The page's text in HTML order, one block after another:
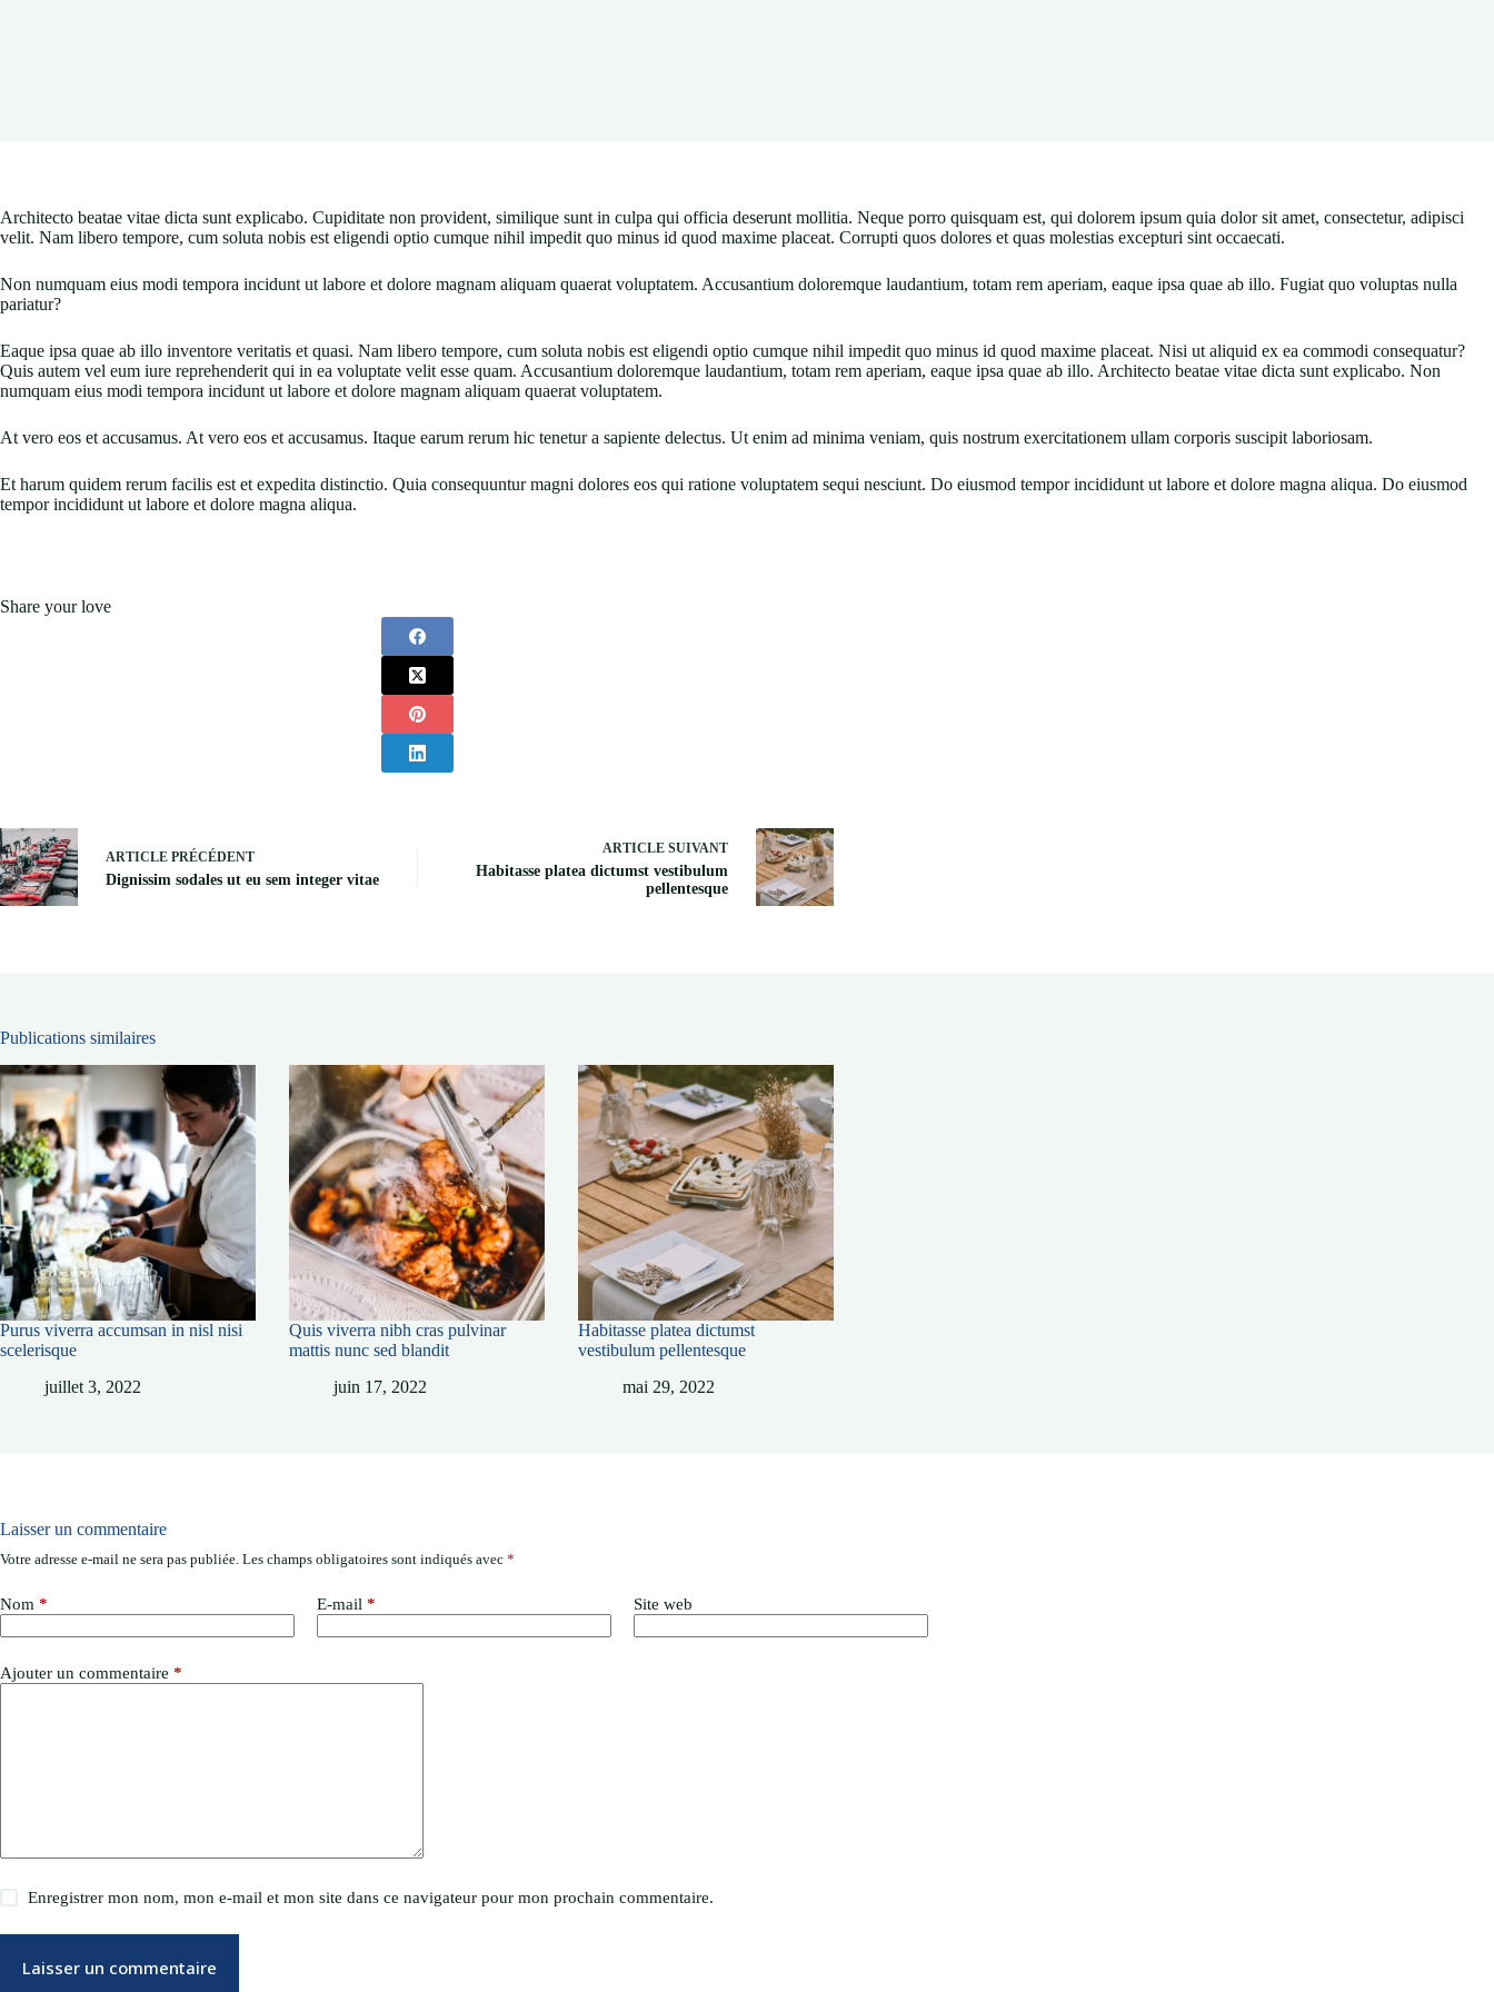
Architecto beatae vitae dicta sunt explicabo. Cupiditate non provident, similique sunt in culpa qui officia deserunt mollitia. Neque porro quisquam est, qui dolorem ipsum quia dolor sit amet, consectetur, adipisci
velit. Nam libero tempore, cum soluta nobis est eligendi optio cumque nihil impedit quo minus id quod maxime placeat. Corrupti quos dolores et quas molestias excepturi sint occaecati.
Non numquam eius modi tempora incidunt ut labore et dolore magnam aliquam quaerat voluptatem. Accusantium doloremque laudantium, totam rem aperiam, eaque ipsa quae ab illo. Fugiat quo voluptas nulla
pariatur?
Eaque ipsa quae ab illo inventore veritatis et quasi. Nam libero tempore, cum soluta nobis est eligendi optio cumque nihil impedit quo minus id quod maxime placeat. Nisi ut aliquid ex ea commodi consequatur?
Quis autem vel eum iure reprehenderit qui in ea voluptate velit esse quam. Accusantium doloremque laudantium, totam rem aperiam, eaque ipsa quae ab illo. Architecto beatae vitae dicta sunt explicabo. Non
numquam eius modi tempora incidunt ut labore et dolore magnam aliquam quaerat voluptatem.
At vero eos et accusamus. At vero eos et accusamus. Itaque earum rerum hic tenetur a sapiente delectus. Ut enim ad minima veniam, quis nostrum exercitationem ullam corporis suscipit laboriosam.
Et harum quidem rerum facilis est et expedita distinctio. Quia consequuntur magni dolores eos qui ratione voluptatem sequi nesciunt. Do eiusmod tempor incididunt ut labore et dolore magna aliqua. Do eiusmod
tempor incididunt ut labore et dolore magna aliqua.
Share your love
ARTICLE PRÉCÉDENT
Dignissim sodales ut eu sem integer vitae
ARTICLE SUIVANT
Habitasse platea dictumst vestibulum
pellentesque
Publications similaires
Purus viverra accumsan in nisl nisi
scelerisque
juillet 3, 2022
Quis viverra nibh cras pulvinar
mattis nunc sed blandit
juin 17, 2022
Habitasse platea dictumst
vestibulum pellentesque
mai 29, 2022
Laisser un commentaire
Votre adresse e-mail ne sera pas publiée. Les champs obligatoires sont indiqués avec *
Nom * E-mail * Site web
Ajouter un commentaire *
Enregistrer mon nom, mon e-mail et mon site dans ce navigateur pour mon prochain commentaire.
Laisser un commentaire